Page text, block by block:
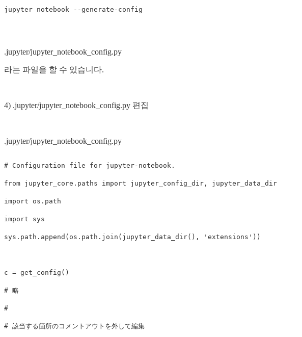
jupyter notebook --generate-config
.jupyter/jupyter_notebook_config.py
라는 파일을 할 수 있습니다.
4) .jupyter/jupyter_notebook_config.py 편집
.jupyter/jupyter_notebook_config.py
from jupyter_core.paths import jupyter_config_dir , jupyter_data_dir
import os.path
import sys
sys . path . append ( os . path . join ( jupyter_data_dir(), 'extensions' ))
c = get_config ()
# 略
#